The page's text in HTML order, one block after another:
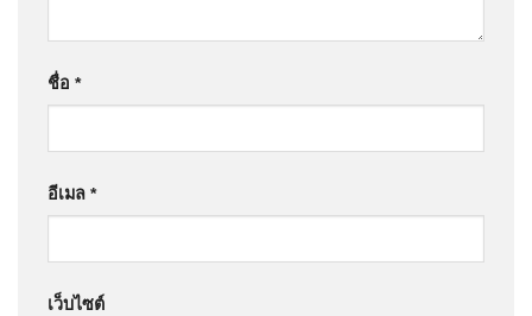
ชื่อ *
อีเมล *
เว็บไซต์